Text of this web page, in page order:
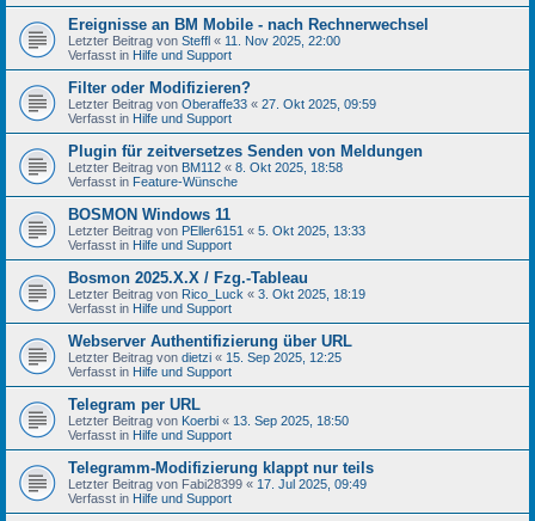
Ereignisse an BM Mobile - nach Rechnerwechsel
Letzter Beitrag von Steffl « 11. Nov 2025, 22:00
Verfasst in Hilfe und Support
Filter oder Modifizieren?
Letzter Beitrag von Oberaffe33 « 27. Okt 2025, 09:59
Verfasst in Hilfe und Support
Plugin für zeitversetzes Senden von Meldungen
Letzter Beitrag von BM112 « 8. Okt 2025, 18:58
Verfasst in Feature-Wünsche
BOSMON Windows 11
Letzter Beitrag von PEller6151 « 5. Okt 2025, 13:33
Verfasst in Hilfe und Support
Bosmon 2025.X.X / Fzg.-Tableau
Letzter Beitrag von Rico_Luck « 3. Okt 2025, 18:19
Verfasst in Hilfe und Support
Webserver Authentifizierung über URL
Letzter Beitrag von dietzi « 15. Sep 2025, 12:25
Verfasst in Hilfe und Support
Telegram per URL
Letzter Beitrag von Koerbi « 13. Sep 2025, 18:50
Verfasst in Hilfe und Support
Telegramm-Modifizierung klappt nur teils
Letzter Beitrag von Fabi28399 « 17. Jul 2025, 09:49
Verfasst in Hilfe und Support